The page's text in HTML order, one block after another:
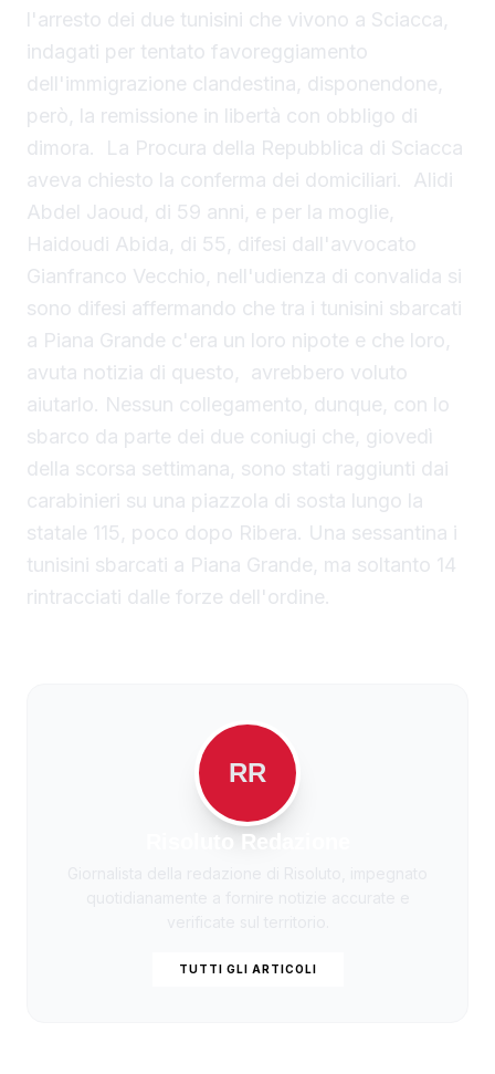
l'arresto dei due tunisini che vivono a Sciacca,
indagati per tentato favoreggiamento
dell'immigrazione clandestina, disponendone,
però, la remissione in libertà con obbligo di
dimora. La Procura della Repubblica di Sciacca
aveva chiesto la conferma dei domiciliari. Alidi
Abdel Jaoud, di 59 anni, e per la moglie,
Haidoudi Abida, di 55, difesi dall'avvocato
Gianfranco Vecchio, nell'udienza di convalida si
sono difesi affermando che tra i tunisini sbarcati
a Piana Grande c'era un loro nipote e che loro,
avuta notizia di questo, avrebbero voluto
aiutarlo. Nessun collegamento, dunque, con lo
sbarco da parte dei due coniugi che, giovedì
della scorsa settimana, sono stati raggiunti dai
carabinieri su una piazzola di sosta lungo la
statale 115, poco dopo Ribera. Una sessantina i
tunisini sbarcati a Piana Grande, ma soltanto 14
rintracciati dalle forze dell'ordine.
RR
Risoluto Redazione
TUTTI GLI ARTICOLI